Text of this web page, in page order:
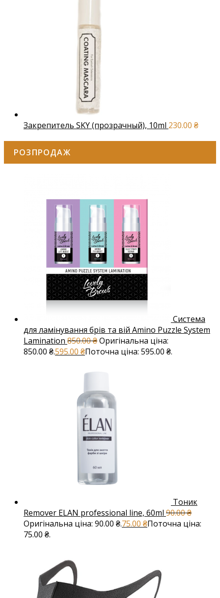
Закрепитель SKY (прозрачный), 10ml 230.00 ₴
РОЗПРОДАЖ
Система
для ламінування брів та вій Amino Puzzle System
Lamination 850.00₴Оригінальна ціна:
850.00 ₴.595.00 ₴Поточна ціна: 595.00 ₴.
Тоник
Remover ELAN professional line, 60ml 90.00₴
Оригінальна ціна: 90.00 ₴.75.00 ₴Поточна ціна:
75.00 ₴.